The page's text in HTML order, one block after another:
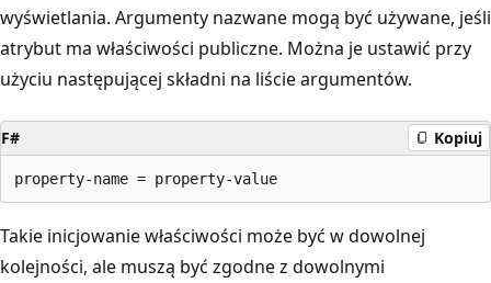
wyświetlania. Argumenty nazwane mogą być używane, jeśli
atrybut ma właściwości publiczne. Można je ustawić przy
użyciu następującej składni na liście argumentów.
F# Kopiuj
Takie inicjowanie właściwości może być w dowolnej
kolejności, ale muszą być zgodne z dowolnymi